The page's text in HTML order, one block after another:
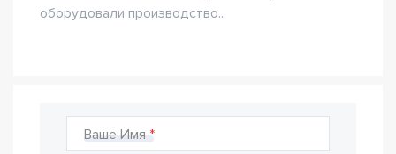
оборудовали производство...
Ваше Имя